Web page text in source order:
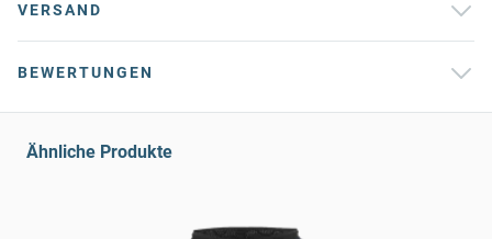
VERSAND
BEWERTUNGEN
Ähnliche Produkte